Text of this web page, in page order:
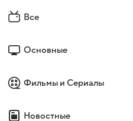
Все
Основные
Фильмы и Сериалы
Новостные